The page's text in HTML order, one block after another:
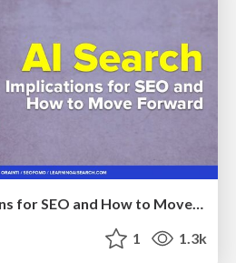
AI Search: Implications for SEO and How to Move Forward - #ShenzhenSEOConference
1 1.3k